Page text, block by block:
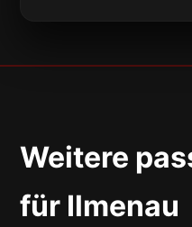
Weitere
für Ilmenau